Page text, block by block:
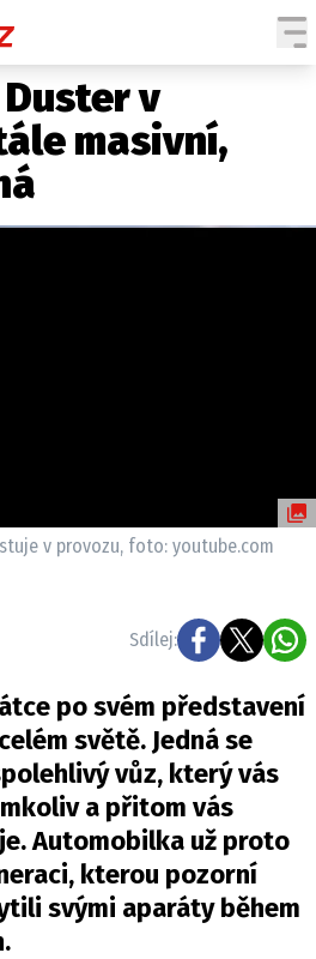
AUTA
TESTY AUT
NOVINKY
ELEKTRO
ELEKTROMOBILŮ
RALLY
OSTATNÍ
DAKAR
v
masivní,
v provozu, foto: youtube.com
Sdílej:
po svém představení
světě. Jedná se
vůz, který vás
a přitom vás
Automobilka už proto
kterou pozorní
svými aparáty během